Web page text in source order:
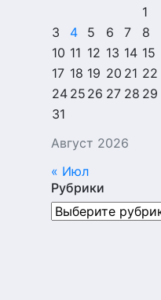
Август 2026
1
3
4 5 6 7 8
10 11 12 13 14 15
17 18 19 20 21 22
24 25 26 27 28 29
31
« Июл
Рубрики
Рубрики